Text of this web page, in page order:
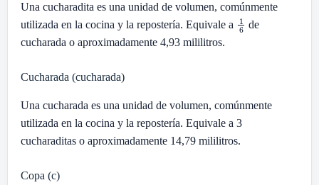
Una cucharadita es una unidad de volumen, comúnmente
utilizada en la cocina y la repostería. Equivale a 1 de
cucharada o aproximadamente 4,93 mililitros.
Cucharada (cucharada)
Una cucharada es una unidad de volumen, comúnmente
utilizada en la cocina y la repostería. Equivale a 3
cucharaditas o aproximadamente 14,79 mililitros.
Copa (c)